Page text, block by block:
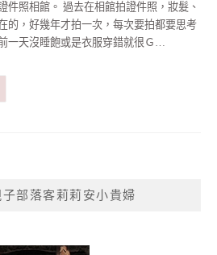
件照相館。 過去在相館拍證件照，妝髮、
的，好幾年才拍一次，每次要拍都要思考
一天沒睡飽或是衣服穿錯就很Ｇ…
部落客莉莉安小貴婦